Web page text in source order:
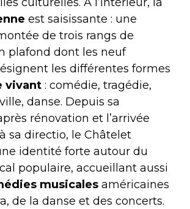
culturelles. À l’intérieur, la
est saisissante : une
de trois rangs de
plafond dont les neuf
les différentes formes
vivant : comédie, tragédie,
danse. Depuis sa
rénovation et l’arrivée
à sa directio, le Châtelet
identité forte autour du
populaire, accueillant aussi
musicales américaines
de la danse et des concerts.